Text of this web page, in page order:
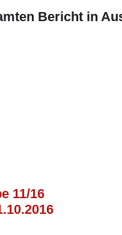
Bericht in
11/16